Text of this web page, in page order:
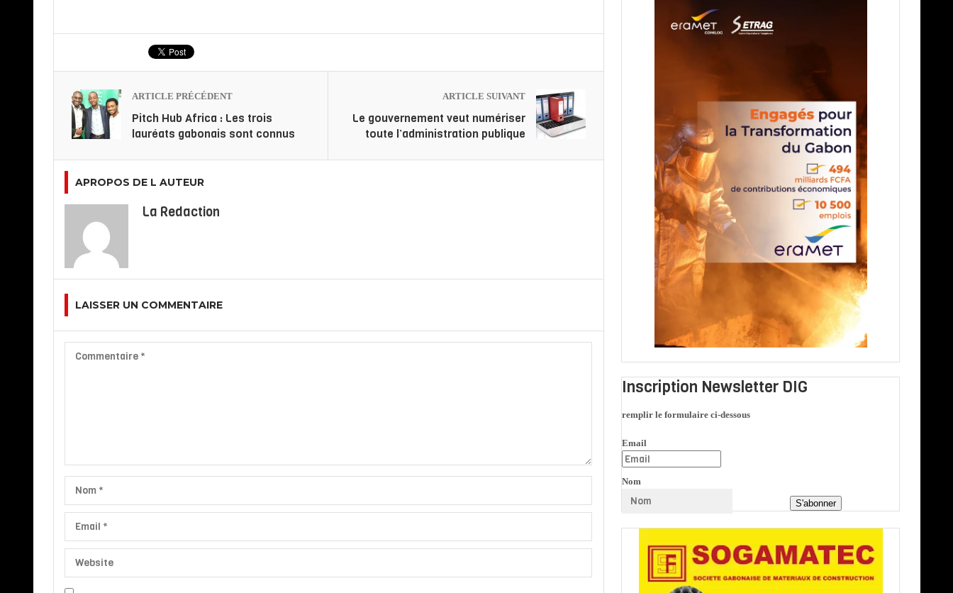
ARTICLE PRÉCÉDENT
Pitch Hub Africa : Les trois
lauréats gabonais sont connus
ARTICLE SUIVANT
Le gouvernement veut numériser
toute l’administration publique
APROPOS DE L AUTEUR
La Redaction
LAISSER UN COMMENTAIRE
Inscription Newsletter DIG
remplir le formulaire ci-dessous
Email
Nom
S'abonner